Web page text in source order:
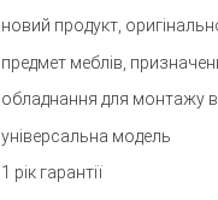
новий продукт,
предмет меблів,
обладнання для монтажу в
універсальна модель
1 рік гарантії